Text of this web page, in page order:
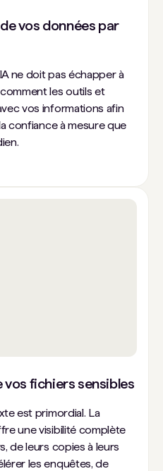
vos données par
ne doit pas échapper à
les outils et
vos informations afin
confiance à mesure que
vos fichiers sensibles
est primordial. La
une visibilité complète
de leurs copies à leurs
les enquêtes, de